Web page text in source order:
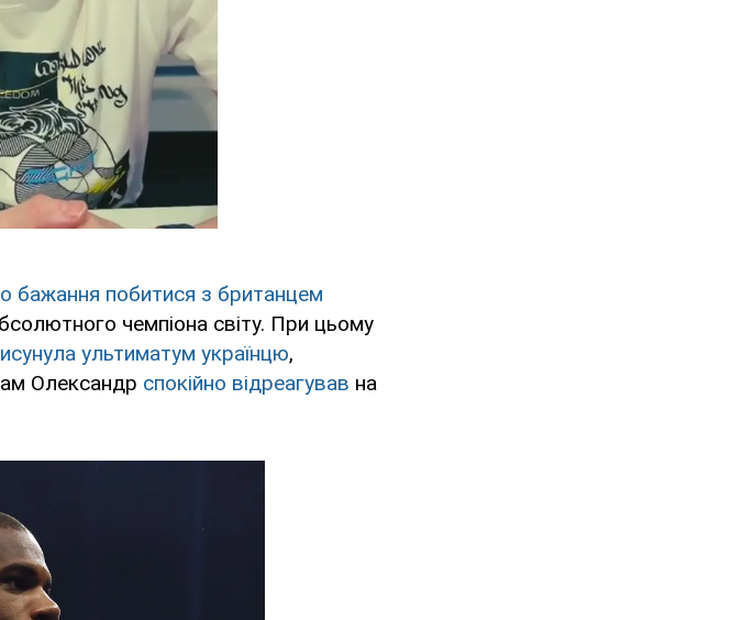
бажання побитися з британцем
чемпіона світу. При цьому
ультиматум українцю,
Олександр спокійно відреагував на